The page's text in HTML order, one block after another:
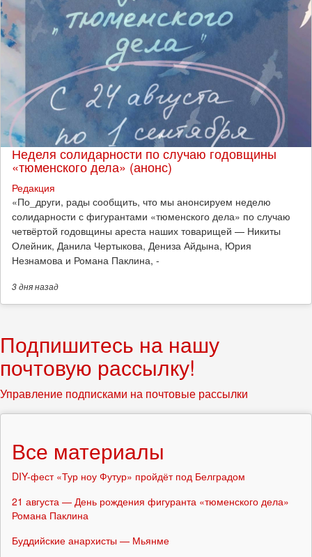
Неделя солидарности по случаю годовщины
«тюменского дела» (анонс)
Редакция
​«По_други, рады сообщить, что мы анонсируем неделю
солидарности с фигурантами «тюменского дела» по случаю
четвёртой годовщины ареста наших товарищей — Никиты
Олейник, Данила Чертыкова, Дениза Айдына, Юрия
Незнамова и Романа Паклина, -
3 дняназад
Подпишитесь на нашу
почтовую рассылку!
Управление подписками на почтовые рассылки
Все материалы
DIY-фест «Тур ноу Футур» пройдёт под Белградом
21 августа — День рождения фигуранта «тюменского дела»
Романа Паклина
Буддийские анархисты — Мьянме